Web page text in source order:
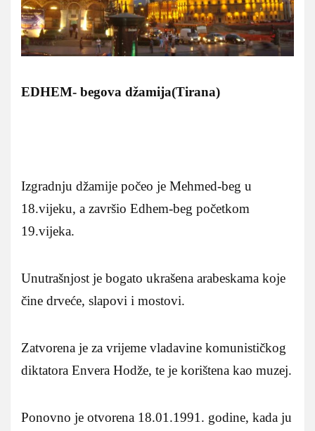
EDHEM- begova džamija(Tirana)
Izgradnju džamije počeo je Mehmed-beg u
18.vijeku, a završio Edhem-beg početkom
19.vijeka.
Unutrašnjost je bogato ukrašena arabeskama koje
čine drveće, slapovi i mostovi.
Zatvorena je za vrijeme vladavine komunističkog
diktatora Envera Hodže, te je korištena kao muzej.
Ponovno je otvorena 18.01.1991. godine, kada ju